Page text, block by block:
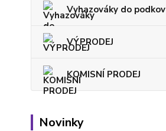
Vyhazováky do podkov
VÝPRODEJ
KOMISNÍ PRODEJ
Novinky